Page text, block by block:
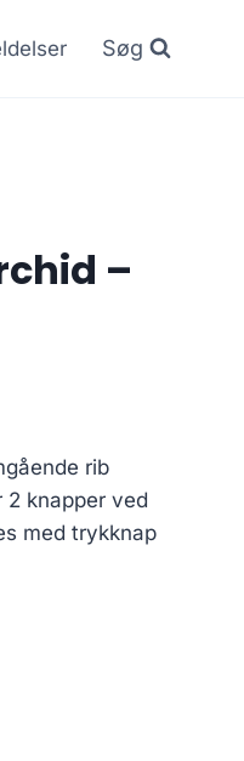
Søg
–
rib
knapper ved
med trykknap